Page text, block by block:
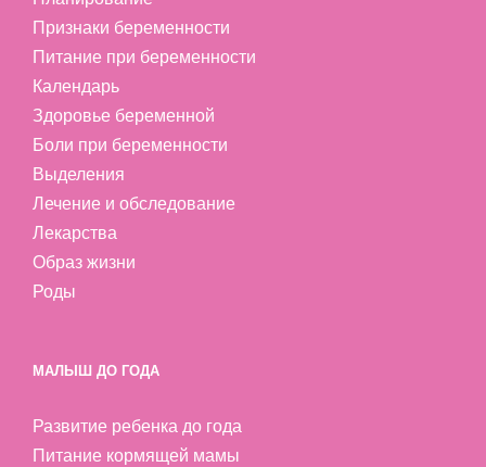
Признаки беременности
Питание при беременности
Календарь
Здоровье беременной
Боли при беременности
Выделения
Лечение и обследование
Лекарства
Образ жизни
Роды
МАЛЫШ ДО ГОДА
Развитие ребенка до года
Питание кормящей мамы